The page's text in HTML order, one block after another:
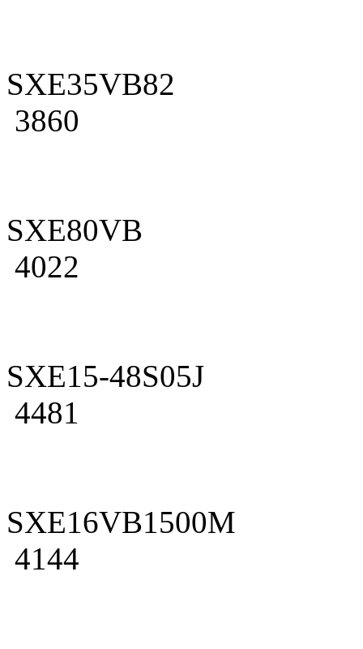
SXE35VB82
3860
SXE80VB
4022
SXE15-48S05J
4481
SXE16VB1500M
4144